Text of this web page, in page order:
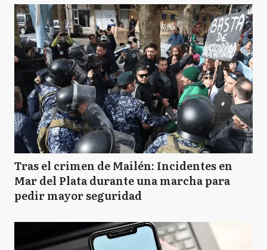
Tras el crimen de Mailén: Incidentes en
Mar del Plata durante una marcha para
pedir mayor seguridad